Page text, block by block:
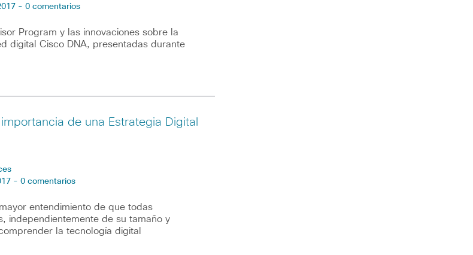
- 0 comentarios
Program y las innovaciones sobre la
digital Cisco DNA, presentadas durante
de una Estrategia Digital
- 0 comentarios
entendimiento de que todas
independientemente de su tamaño y
la tecnología digital